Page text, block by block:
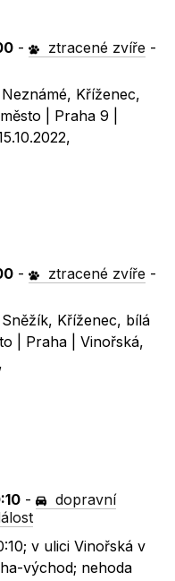
- ztracené zvíře -
Kříženec,
| Praha 9 |
- ztracené zvíře -
Kříženec, bílá
| Praha | Vinořská,
-
dopravní
v ulici Vinořská v
východ; nehoda